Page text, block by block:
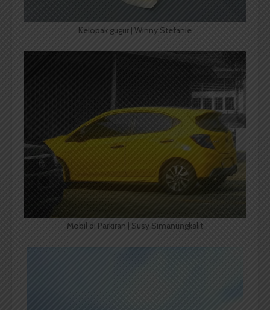
Kelopak gugur | Winny Stefanie
Mobil di Parkiran | Susy Simanungkalit